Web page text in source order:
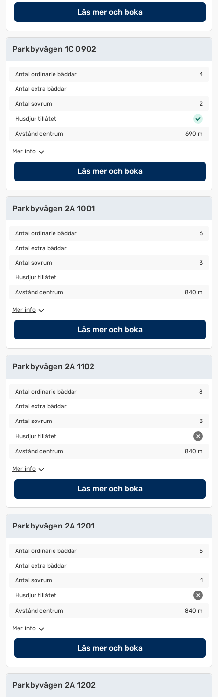
Läs mer och boka
Parkbyvägen 1C 0902
Antal ordinarie bäddar
Antal ordinarie bäddar 4
Antal extra bäddar
Antal extra bäddar
Antal sovrum
Antal sovrum 2
Husdjur tillåtet
Husdjur tillåtet
Avstånd centrum
Avstånd centrum 690 m
Mer info
Läs mer och boka
Parkbyvägen 2A 1001
Antal ordinarie bäddar
Antal ordinarie bäddar 6
Antal extra bäddar
Antal extra bäddar
Antal sovrum
Antal sovrum 3
Husdjur tillåtet
Husdjur tillåtet
Avstånd centrum
Avstånd centrum 840 m
Mer info
Läs mer och boka
Parkbyvägen 2A 1102
Antal ordinarie bäddar
Antal ordinarie bäddar 8
Antal extra bäddar
Antal extra bäddar
Antal sovrum
Antal sovrum 3
Husdjur tillåtet
Husdjur tillåtet
Avstånd centrum
Avstånd centrum 840 m
Mer info
Läs mer och boka
Parkbyvägen 2A 1201
Antal ordinarie bäddar
Antal ordinarie bäddar 5
Antal extra bäddar
Antal extra bäddar
Antal sovrum
Antal sovrum 1
Husdjur tillåtet
Husdjur tillåtet
Avstånd centrum
Avstånd centrum 840 m
Mer info
Läs mer och boka
Parkbyvägen 2A 1202